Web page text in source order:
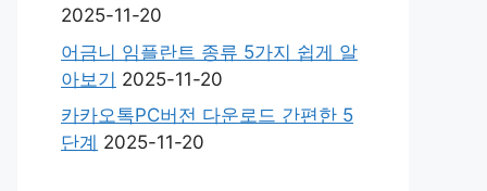
2025-11-20
어금니 임플란트 종류 5가지 쉽게 알
아보기 2025-11-20
카카오톡PC버전 다운로드 간편한 5
단계 2025-11-20